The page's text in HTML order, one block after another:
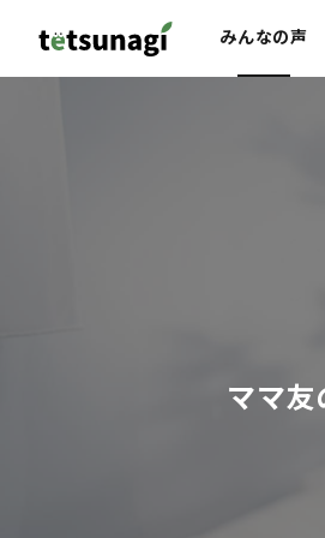
みんなの声
ママ